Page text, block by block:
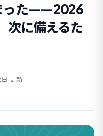
った——2026
次に備えるた
更新